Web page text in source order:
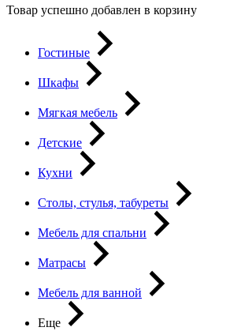
Товар успешно добавлен в корзину
Гостиные
Шкафы
Мягкая мебель
Детские
Кухни
Столы, стулья, табуреты
Мебель для спальни
Матрасы
Мебель для ванной
Еще